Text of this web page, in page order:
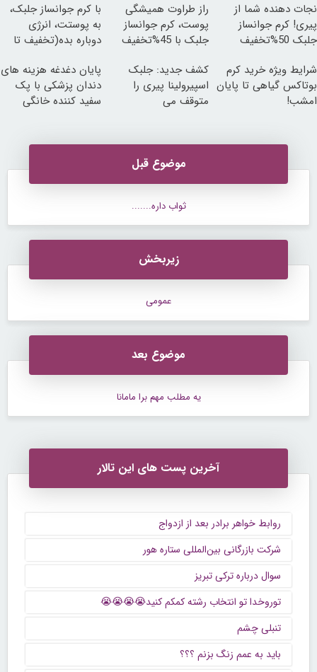
نجات دهنده شما از
پیری! کرم جوانساز
جلبک 50%تخفیف
راز طراوت همیشگی
پوست، کرم جوانساز
جلبک با 45%تخفیف
با کرم جوانساز جلبک،
به پوستت، انرژی
دوباره بده(تخفیف تا
شرایط ویژه خرید کرم
بوتاکس گیاهی تا پایان
امشب!
کشف جدید: جلبک
اسپیرولینا پیری را
متوقف می
پایان دغدغه هزینه های
دندان پزشکی با پک
سفید کننده خانگی
موضوع قبل
ثواب داره.......
زیربخش
عمومی
موضوع بعد
یه مطلب مهم برا مامانا
آخرین پست های این تالار
روابط خواهر برادر بعد از ازدواج
شرکت بازرگانی بین‌المللی ستاره هور
سوال درباره ترکی تبریز
توروخدا تو انتخاب رشته کمکم کنید😭😭😭😭
تنبلی چشم
باید به عمم زنگ بزنم ؟؟؟